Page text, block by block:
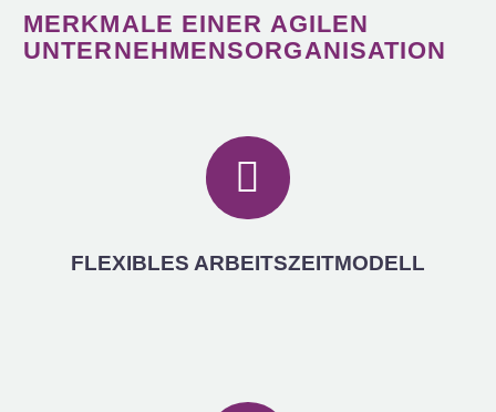
MERKMALE EINER AGILEN
UNTERNEHMENSORGANISATION
FLEXIBLES ARBEITSZEITMODELL